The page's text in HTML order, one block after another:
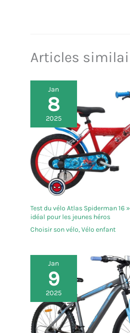
Articles
Jan
8
2025
Test du vélo Atlas Spiderman 16
idéal pour les jeunes héros
Choisir son vélo,Vélo enfant
Jan
9
2025